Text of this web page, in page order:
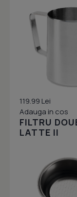
119.99 Lei
Adauga in cos
FILTRU
LATTE II